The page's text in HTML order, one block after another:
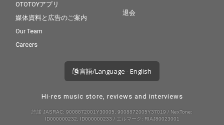
OTOTOYアプリ
媒体資料と広告のご案内
Our Team
Careers
退会
言語/Language - English
Hi-res music store, reviews and interviews
許諾 JASRAC: 9008872001Y30005, 9008872005Y37019 / NexTone:
ID000000232, ID000000233 / エルマーク: RIAJ80023001